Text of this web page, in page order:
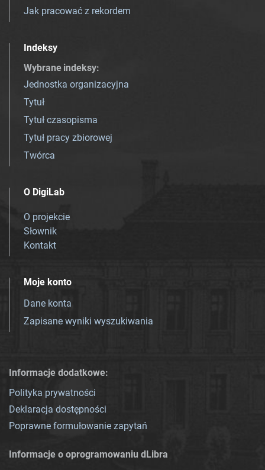
Jak pracować z rekordem
Indeksy
Wybrane indeksy:
Jednostka organizacyjna
Tytuł
Tytuł czasopisma
Tytuł pracy zbiorowej
Twórca
O DigiLab
O projekcie
Słownik
Kontakt
Moje konto
Dane konta
Zapisane wyniki wyszukiwania
Informacje dodatkowe:
Polityka prywatności
Deklaracja dostępności
Poprawne formułowanie zapytań
Informacje o oprogramowaniu dLibra